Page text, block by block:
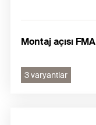
Montaj açısı FMA
3 varyantlar